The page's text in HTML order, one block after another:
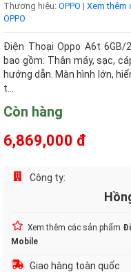
Thương hiệu: OPPO | Xem thêm
OPPO
Điện Thoại Oppo A6t 6GB/
bao gồm: Thân máy, sạc,
hướng dẫn. Màn hình lớn,
t...
Còn hàng
6,869,000 đ
Công ty:
Xem thêm các sản phẩm
Mobile
Giao hàng toàn quốc